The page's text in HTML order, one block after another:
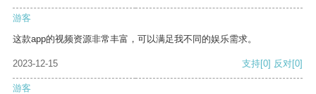
游客
这款app的视频资源非常丰富，可以满足我不同的娱乐需求。
2023-12-15 支持[0] 反对[0]
游客